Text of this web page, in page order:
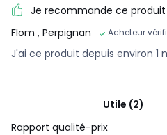
Je recommande ce produit
Flom , Perpignan Acheteur
J'ai ce produit depuis environ 1
Utile (2)
Rapport qualité-prix